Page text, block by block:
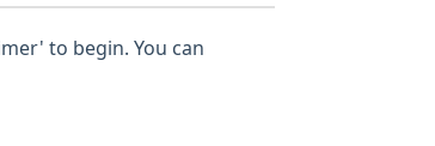
to begin. You can